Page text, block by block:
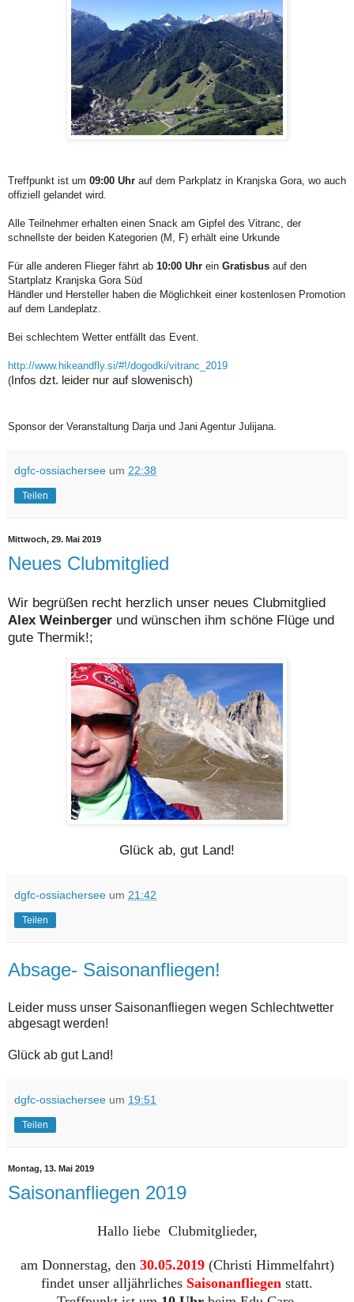
Treffpunkt ist um 09:00 Uhr auf dem Parkplatz in Kranjska Gora, wo auch
offiziell gelandet wird.
Alle Teilnehmer erhalten einen Snack am Gipfel des Vitranc, der
schnellste der beiden Kategorien (M, F) erhält eine Urkunde
Für alle anderen Flieger fährt ab 10:00 Uhr ein Gratisbus auf den
Startplatz Kranjska Gora Süd
Händler und Hersteller haben die Möglichkeit einer kostenlosen Promotion
auf dem Landeplatz.
Bei schlechtem Wetter entfällt das Event.
http://www.hikeandfly.si/#!/dogodki/vitranc_2019
( Infos dzt. leider nur auf slowenisch)
Sponsor der Veranstaltung Darja und Jani Agentur Julijana.
dgfc-ossiachersee um 22:38
Teilen
Mittwoch, 29. Mai 2019
Neues Clubmitglied
Wir begrüßen recht herzlich unser neues Clubmitglied
Alex Weinberger und wünschen ihm schöne Flüge und
gute Thermik!;
Glück ab, gut Land!
dgfc-ossiachersee um 21:42
Teilen
Absage- Saisonanfliegen!
Leider muss unser Saisonanfliegen wegen Schlechtwetter
abgesagt werden!
Glück ab gut Land!
dgfc-ossiachersee um 19:51
Teilen
Montag, 13. Mai 2019
Saisonanfliegen 2019
Hallo liebe Clubmitglieder,
am Donnerstag, den 30.05.2019(Christi Himmelfahrt)
findet unser alljährliches Saisonanfliegen statt.